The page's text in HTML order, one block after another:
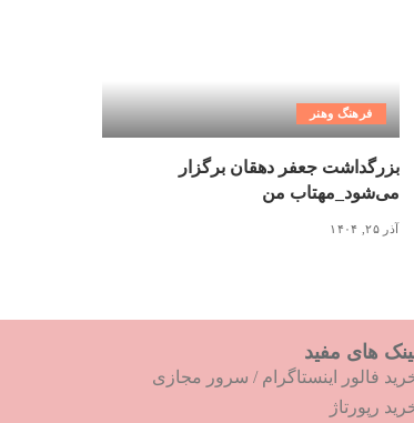
فرهنگ وهنر
بزرگداشت جعفر دهقان برگزار
می‌شود_مهتاب من
آذر ۲۵, ۱۴۰۴
های مفید
فالور اینستاگرام / سرور مجازی
رپورتاژ